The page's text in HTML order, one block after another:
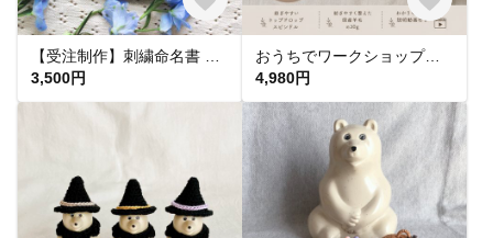
3,500円
おうちでワークショップ スピンドルで糸紡ぎはじめてセット
4,980円